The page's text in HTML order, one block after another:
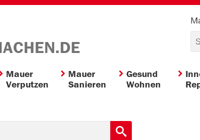
Mauer
Verputzen
Mauer
Sanieren
Gesund
Wohnen